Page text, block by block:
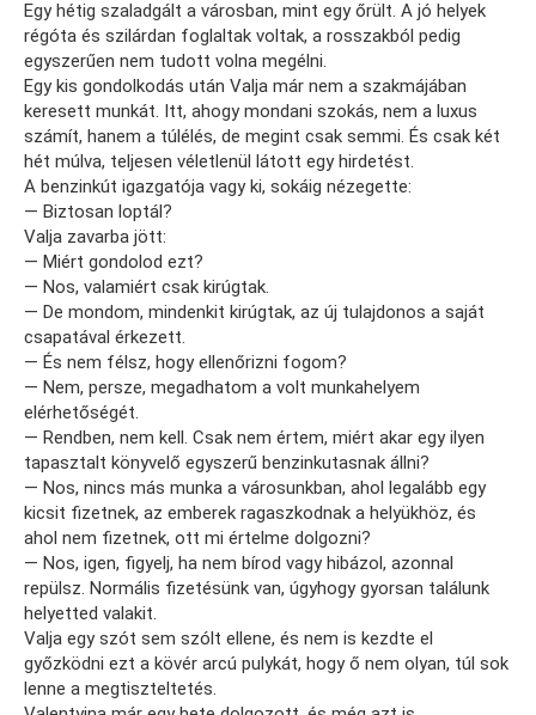
Egy hétig szaladgált a városban, mint egy őrült. A jó helyek
régóta és szilárdan foglaltak voltak, a rosszakból pedig
egyszerűen nem tudott volna megélni.
Egy kis gondolkodás után Valja már nem a szakmájában
keresett munkát. Itt, ahogy mondani szokás, nem a luxus
számít, hanem a túlélés, de megint csak semmi. És csak két
hét múlva, teljesen véletlenül látott egy hirdetést.
A benzinkút igazgatója vagy ki, sokáig nézegette:
— Biztosan loptál?
Valja zavarba jött:
— Miért gondolod ezt?
— Nos, valamiért csak kirúgtak.
— De mondom, mindenkit kirúgtak, az új tulajdonos a saját
csapatával érkezett.
— És nem félsz, hogy ellenőrizni fogom?
— Nem, persze, megadhatom a volt munkahelyem
elérhetőségét.
— Rendben, nem kell. Csak nem értem, miért akar egy ilyen
tapasztalt könyvelő egyszerű benzinkutasnak állni?
— Nos, nincs más munka a városunkban, ahol legalább egy
kicsit fizetnek, az emberek ragaszkodnak a helyükhöz, és
ahol nem fizetnek, ott mi értelme dolgozni?
— Nos, igen, figyelj, ha nem bírod vagy hibázol, azonnal
repülsz. Normális fizetésünk van, úgyhogy gyorsan találunk
helyetted valakit.
Valja egy szót sem szólt ellene, és nem is kezdte el
győzködni ezt a kövér arcú pulykát, hogy ő nem olyan, túl sok
lenne a megtiszteltetés.